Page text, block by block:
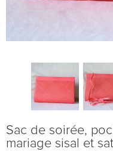
Sac de soirée,
mariage sisal et